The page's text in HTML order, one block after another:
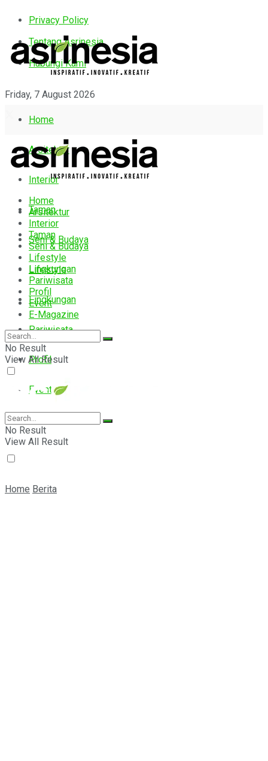
Privacy Policy
Tentang Asrinesia
Hubungi Kami
Friday, 7 August 2026
Home
Arsitektur
Interior
Taman
Seni & Budaya
Lifestyle
Lingkungan
Pariwisata
Profil
Event
E-Magazine
Home
Arsitektur
Interior
Taman
Seni & Budaya
Lifestyle
Lingkungan
Pariwisata
Profil
Event
E-Magazine
No Result
View All Result
No Result
View All Result
Home Berita